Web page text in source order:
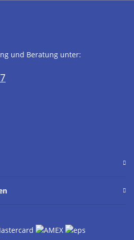
und Beratung unter: